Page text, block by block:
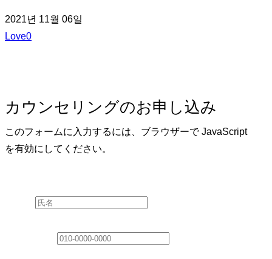
2021년 11월 06일
Love0
カウンセリングのお申し込み
このフォームに入力するには、ブラウザーで JavaScript
を有効にしてください。